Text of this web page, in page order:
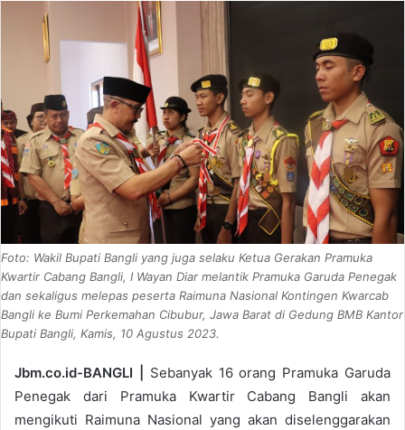
Foto: Wakil Bupati Bangli yang juga selaku Ketua Gerakan Pramuka
Kwartir Cabang Bangli, I Wayan Diar melantik Pramuka Garuda Penegak
dan sekaligus melepas peserta Raimuna Nasional Kontingen Kwarcab
Bangli ke Bumi Perkemahan Cibubur, Jawa Barat di Gedung BMB Kantor
Bupati Bangli, Kamis, 10 Agustus 2023.
Jbm.co.id-BANGLI |
Sebanyak 16 orang Pramuka Garuda
Penegak dari Pramuka Kwartir Cabang Bangli akan
mengikuti Raimuna Nasional yang akan diselenggarakan